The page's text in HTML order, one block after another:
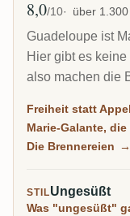
Ø Bewertung
8,0/10 über
Guadeloupe ist
Hier gibt es
also machen die
Traditionnel und
einige der
Freiheit statt
Marie-Galante,
Die Brennereien →
STILUngesüßt
Was "ungesüßt"